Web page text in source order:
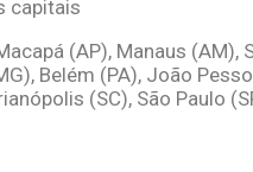
capitais
(AP), Manaus
Belém (PA), João
(SC), São Paulo